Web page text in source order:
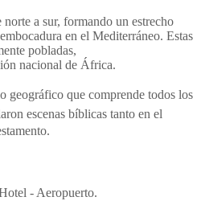
a sur, formando un estrecho
en el Mediterráneo. Estas
pobladas,
nacional de África.
geográfico que comprende todos los
escenas bíblicas tanto en el
- Aeropuerto.